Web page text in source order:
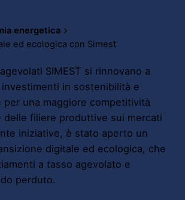
energetica
ed ecologica con Simest
SIMEST si rinnovano a
in sostenibilità e
per una maggiore competitività
delle filiere produttive sui mercati
iniziative, è stato aperto un
digitale ed ecologica, che
a tasso agevolato e
perduto.